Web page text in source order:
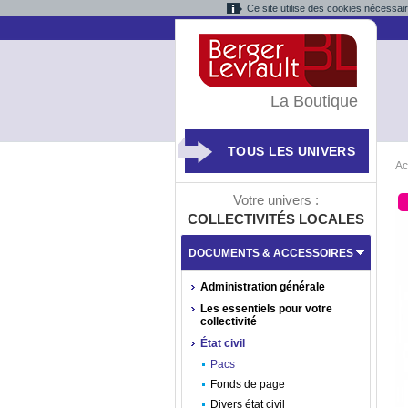
Ce site utilise des cookies
La Boutique
TOUS LES UNIVERS
Votre univers :
COLLECTIVITÉS LOCALES
DOCUMENTS & ACCESSOIRES
Administration générale
Les essentiels pour votre
collectivité
État civil
Pacs
Fonds de page
Divers état civil